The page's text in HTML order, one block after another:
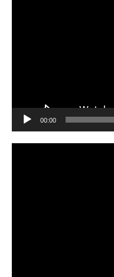
00:00